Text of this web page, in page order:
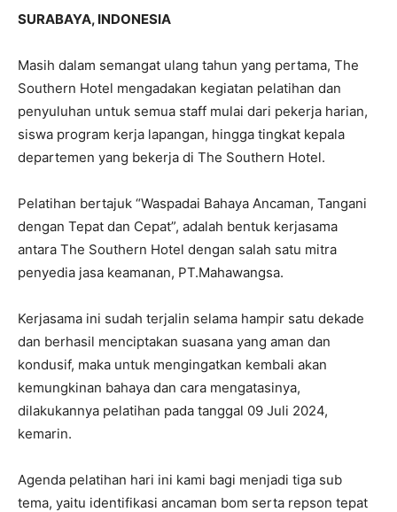
SURABAYA, INDONESIA
Masih dalam semangat ulang tahun yang pertama, The
Southern Hotel mengadakan kegiatan pelatihan dan
penyuluhan untuk semua staff mulai dari pekerja harian,
siswa program kerja lapangan, hingga tingkat kepala
departemen yang bekerja di The Southern Hotel.
Pelatihan bertajuk “Waspadai Bahaya Ancaman, Tangani
dengan Tepat dan Cepat”, adalah bentuk kerjasama
antara The Southern Hotel dengan salah satu mitra
penyedia jasa keamanan, PT.Mahawangsa.
Kerjasama ini sudah terjalin selama hampir satu dekade
dan berhasil menciptakan suasana yang aman dan
kondusif, maka untuk mengingatkan kembali akan
kemungkinan bahaya dan cara mengatasinya,
dilakukannya pelatihan pada tanggal 09 Juli 2024,
kemarin.
Agenda pelatihan hari ini kami bagi menjadi tiga sub
tema, yaitu identifikasi ancaman bom serta repson tepat